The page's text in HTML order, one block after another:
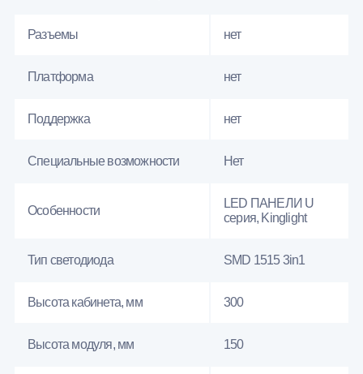
Разъемы нет
Платформа нет
Поддержка нет
Специальные возможности Нет
Особенности
LED ПАНЕЛИ U
серия, Kinglight
Тип светодиода SMD 1515 3in1
Высота кабинета, мм 300
Высота модуля, мм 150